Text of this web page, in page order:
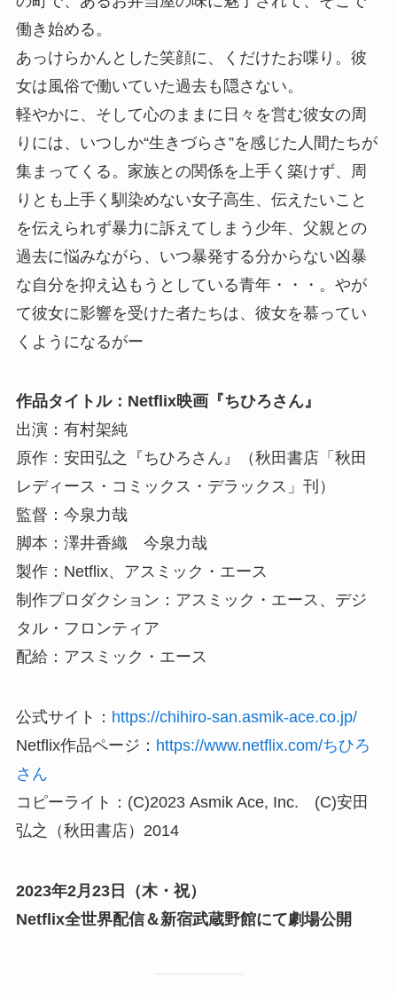
働き始める。
あっけらかんとした笑顔に、くだけたお喋り。彼
女は風俗で働いていた過去も隠さない。
軽やかに、そして心のままに日々を営む彼女の周
りには、いつしか“生きづらさ”を感じた人間たちが
集まってくる。家族との関係を上手く築けず、周
りとも上手く馴染めない女子高生、伝えたいこと
を伝えられず暴力に訴えてしまう少年、父親との
過去に悩みながら、いつ暴発する分からない凶暴
な自分を抑え込もうとしている青年・・・。やが
て彼女に影響を受けた者たちは、彼女を慕ってい
くようになるがー
作品タイトル：Netflix映画『ちひろさん』
出演：有村架純
原作：安田弘之『ちひろさん』（秋田書店「秋田
レディース・コミックス・デラックス」刊）
監督：今泉力哉
脚本：澤井香織 今泉力哉
製作：Netflix、アスミック・エース
制作プロダクション：アスミック・エース、デジ
タル・フロンティア
配給：アスミック・エース
公式サイト： https://chihiro-san.asmik-ace.co.jp/
Netflix作品ページ： https://www.netflix.com/ちひろ
さん
コピーライト：(C)2023 Asmik Ace, Inc. (C)安田
弘之（秋田書店）2014
2023年2月23日（木・祝）
Netflix全世界配信＆新宿武蔵野館にて劇場公開